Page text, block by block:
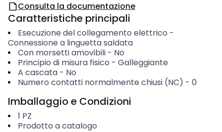
Consulta la documentazione
Caratteristiche principali
Esecuzione del collegamento elettrico -
Connessione a linguetta saldata
Con morsetti amovibili- No
Principio di misura fisico - Galleggiante
A cascata- No
Numero contatti normalmente chiusi (NC) - 0
Imballaggio e Condizioni
1 PZ
Prodotto a catalogo